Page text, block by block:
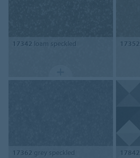
17342 loam speckled 17352
17362 grey speckled 17842